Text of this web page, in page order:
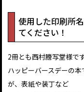
使用した印刷所
てください！
2冊とも西村謄写堂様です
ハッピーバースデーの
が、表紙や装丁など